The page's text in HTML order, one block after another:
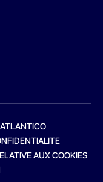
AUX COOKIES